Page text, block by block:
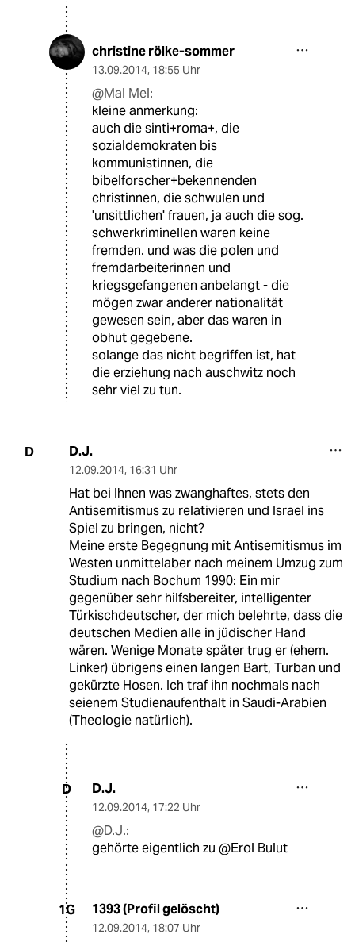
christine rölke-sommer
13.09.2014, 18:55 Uhr
@Mal Mel:
kleine anmerkung:
auch die sinti+roma+, die
sozialdemokraten bis
kommunistinnen, die
bibelforscher+bekennenden
christinnen, die schwulen und
'unsittlichen' frauen, ja auch die sog.
schwerkriminellen waren keine
fremden. und was die polen und
fremdarbeiterinnen und
kriegsgefangenen anbelangt - die
mögen zwar anderer nationalität
gewesen sein, aber das waren in
obhut gegebene.
solange das nicht begriffen ist, hat
die erziehung nach auschwitz noch
sehr viel zu tun.
D D.J.
12.09.2014, 16:31 Uhr
Hat bei Ihnen was zwanghaftes, stets den
Antisemitismus zu relativieren und Israel ins
Spiel zu bringen, nicht?
Meine erste Begegnung mit Antisemitismus im
Westen unmittelaber nach meinem Umzug zum
Studium nach Bochum 1990: Ein mir
gegenüber sehr hilfsbereiter, intelligenter
Türkischdeutscher, der mich belehrte, dass die
deutschen Medien alle in jüdischer Hand
wären. Wenige Monate später trug er (ehem.
Linker) übrigens einen langen Bart, Turban und
gekürzte Hosen. Ich traf ihn nochmals nach
seienem Studienaufenthalt in Saudi-Arabien
(Theologie natürlich).
D D.J.
12.09.2014, 17:22 Uhr
@D.J.:
gehörte eigentlich zu @Erol Bulut
1G 1393 (Profil gelöscht)
12.09.2014, 18:07 Uhr